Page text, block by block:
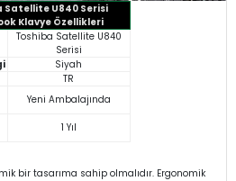
Satellite U840 Serisi
Klavye Özellikleri
Toshiba Satellite U840
Serisi
Siyah
TR
Yeni Ambalajında
1 Yıl
bir tasarıma sahip olmalıdır. Ergonomik